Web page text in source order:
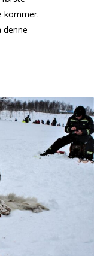
kommer.
denne